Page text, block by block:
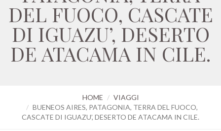
DEL FUOCO, CASCATE
DI IGUAZU’, DESERTO
DE ATACAMA IN CILE.
HOME
VIAGGI
BUENEOS AIRES, PATAGONIA, TERRA DEL FUOCO,
CASCATE DI IGUAZU’, DESERTO DE ATACAMA IN CILE.